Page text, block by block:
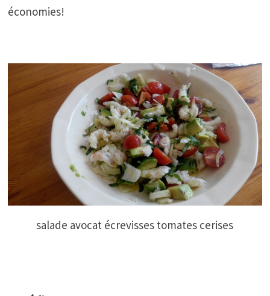
économies!
salade avocat écrevisses tomates cerises